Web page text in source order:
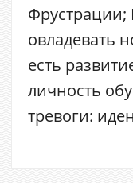
овладевать
есть
личность
тревоги: